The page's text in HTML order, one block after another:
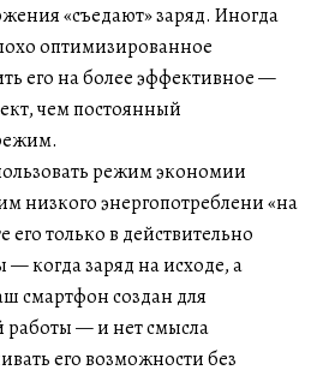
«съедают» заряд. Иногда
оптимизированное
его на более эффективное —
чем постоянный
режим экономии
низкого энергопотреблени «на
его только в действительно
когда заряд на исходе, а
смартфон создан для
— и нет смысла
его возможности без